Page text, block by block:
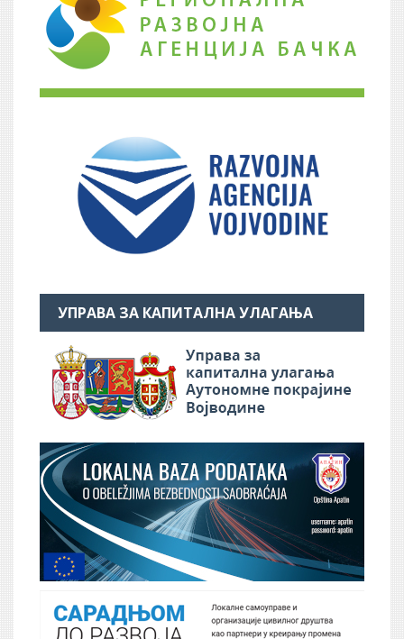
УПРАВА ЗА КАПИТАЛНА УЛАГАЊА